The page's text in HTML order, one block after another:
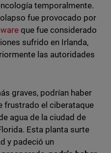
temporalmente.
fue provocado por
que fue considerado
sufrido en Irlanda,
las autoridades
graves, podrían haber
frustrado el ciberataque
agua de la ciudad de
Esta planta surte
y padeció un